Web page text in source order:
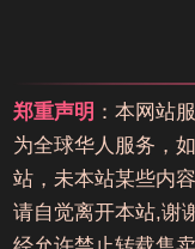
郑重声明 ：本网站
为全球华人服务，
站，未本站某些内
请自觉离开本站,谢